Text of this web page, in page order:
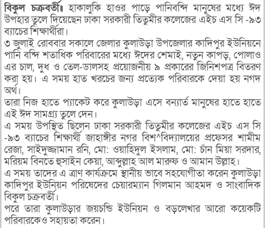
বিকুল চক্রবর্তী॥ হাকালুকি হাওর পাড়ে পানিবন্দি মানুষের মধ্যে ঈদ
উপহার তুলে দিয়েছেন ঢাকা সরকারী তিতুমীর কলেজের এইচ এস সি -৯৩
ব্যাচের শিক্ষার্থীরা।
৩ জুলাই রোববার সকালে জেলার কুলাউড়া উপজেলার কাদিপুর ইউনিয়নে
পানি বন্দি শতাধিক পরিবারের মধ্যে ঈদের শেমাই, নতুন কাপড়, পোলাও
এর চাল, দুধ ও তেল-ডালসহ প্রয়োজনীয় ৯ প্রকারের জিনিশপত্র বিতরণ
করা হয়। এ সময় হাত খরচের জন্য প্রত্যেক পরিবারকে দেয়া হয় নগদ
অর্থ।
তারা নিজ হাতে প্যাকেট করে কুলাউড়া এসে বন্যার্ত মানুষের হাতে হাতে
এই ঈদ সামগ্র্য তুলে দেন।
এ সময় উপস্থিত ছিলেন ঢাকা সরকারী তিতুমীর কলেজের এইচ এস সি
-৯৩ ব্যাচের শিক্ষার্থী জাহাঙ্গীর নগর বিশ^বিদ্যালয়ের প্রফেসর শামীম
রেজা, সাইদুজ্জামান রনি, মো: ওয়াহিদুল ইসলাম, মো: চাঁন মিয়া সরদার,
মরিয়ম বিনতে হুসাইন কেয়া, আব্দুল্লাহ আল মারুফ ও আমান উল্লাহ।
এ সময় তাদের এ ত্রাণ কার্যক্রমে স্থানীয় ভাবে সহযোগীতা করেন কুলাউড়া
কাদিপুর ইউনিয়ন পরিষেদের চেয়ারম্যান গিলমান আহমদ ও সাংবাদিক
বিকুল চক্রবর্তী।
পরে তারা কুলাউড়ার জয়চন্ডি ইউনিয়ন ও বড়লেখার আরো কয়েকটি
পরিবারকেও সহায়তা করেন।